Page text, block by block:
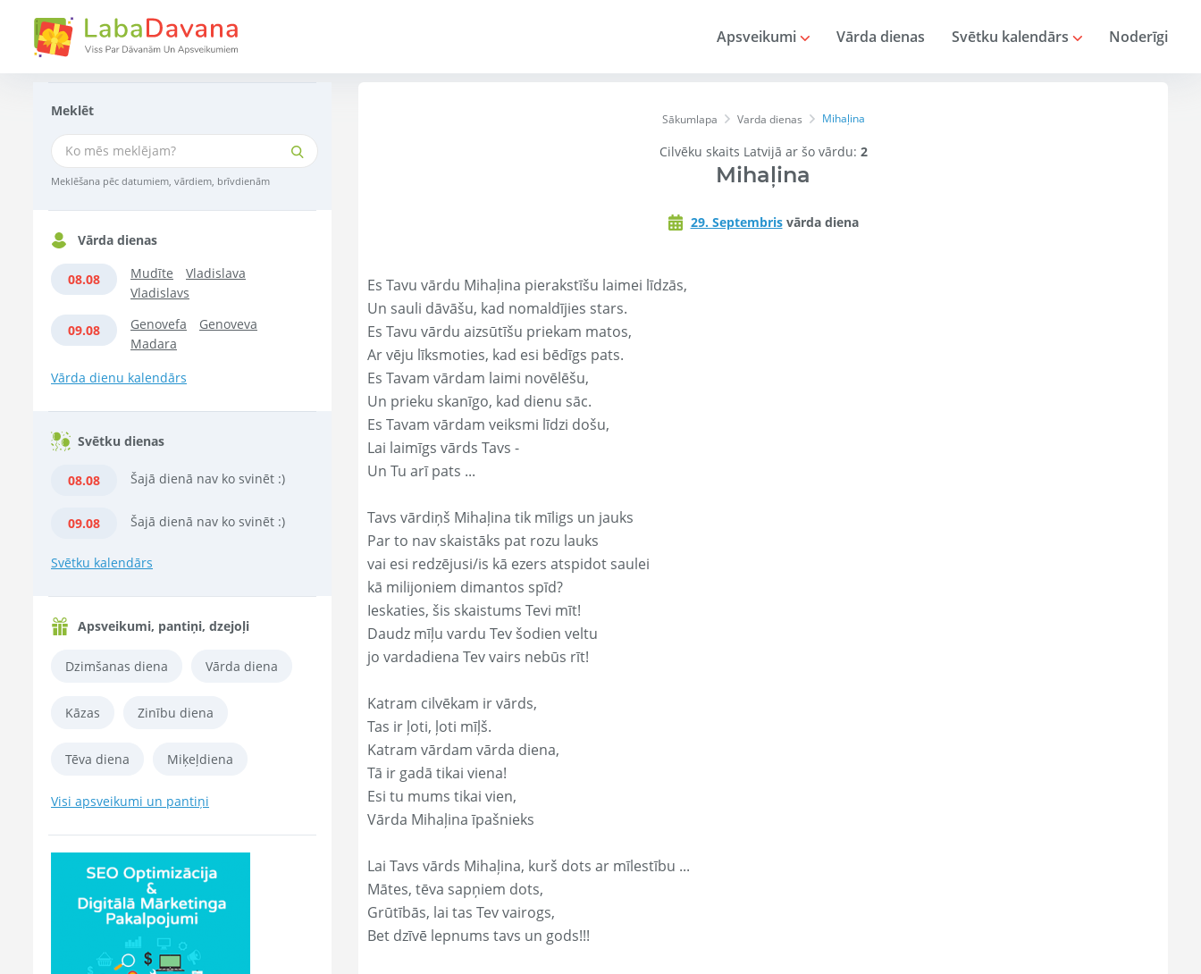
Apsveikumi Vārda dienas Svētku kalendārs Noderīgi
Meklēt
Meklēšana pēc datumiem, vārdiem, brīvdienām
Vārda dienas
08.08 Mudīte
Vladislava
Vladislavs
09.08 Genovefa
Genoveva
Madara
Vārda dienu kalendārs
Svētku dienas
08.08 Šajā dienā nav ko svinēt :)
09.08 Šajā dienā nav ko svinēt :)
Svētku kalendārs
Apsveikumi, pantiņi, dzejoļi
Dzimšanas diena Vārda diena
Kāzas Zinību diena
Tēva diena Miķeļdiena
Visi apsveikumi un pantiņi
Sākumlapa Varda dienas Mihaļina
Cilvēku skaits Latvijā ar šo vārdu: 2
Mihaļina
29. Septembrisvārda diena
Es Tavu vārdu Mihaļina pierakstīšu laimei līdzās,
Un sauli dāvāšu, kad nomaldījies stars.
Es Tavu vārdu aizsūtīšu priekam matos,
Ar vēju līksmoties, kad esi bēdīgs pats.
Es Tavam vārdam laimi novēlēšu,
Un prieku skanīgo, kad dienu sāc.
Es Tavam vārdam veiksmi līdzi došu,
Lai laimīgs vārds Tavs -
Un Tu arī pats ...
Tavs vārdiņš Mihaļina tik mīligs un jauks
Par to nav skaistāks pat rozu lauks
vai esi redzējusi/is kā ezers atspidot saulei
kā milijoniem dimantos spīd?
Ieskaties, šis skaistums Tevi mīt!
Daudz mīļu vardu Tev šodien veltu
jo vardadiena Tev vairs nebūs rīt!
Katram cilvēkam ir vārds,
Tas ir ļoti, ļoti mīļš.
Katram vārdam vārda diena,
Tā ir gadā tikai viena!
Esi tu mums tikai vien,
Vārda Mihaļina īpašnieks
Lai Tavs vārds Mihaļina, kurš dots ar mīlestību ...
Mātes, tēva sapņiem dots,
Grūtībās, lai tas Tev vairogs,
Bet dzīvē lepnums tavs un gods!!!